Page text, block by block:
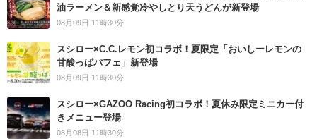
油ラーメン＆新感覚冷やしとり天うどんが新登場
08月09日 11時30分
スシロー×C.C.レモン初コラボ！夏限定「おいしーレモンの
甘酸っぱパフェ」新登場
08月09日 11時30分
スシロー×GAZOO Racing初コラボ！夏休み限定ミニカー付
きメニュー登場
08月08日 11時30分